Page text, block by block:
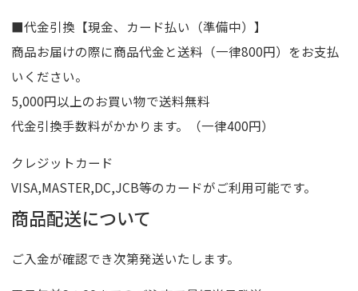
■代金引換【現金、カード払い（準備中）】
商品お届けの際に商品代金と送料（一律800円）をお支払
いください。
5,000円以上のお買い物で送料無料
代金引換手数料がかかります。（一律400円）
クレジットカード
VISA,MASTER,DC,JCB等のカードがご利用可能です。
商品配送について
ご入金が確認でき次第発送いたします。